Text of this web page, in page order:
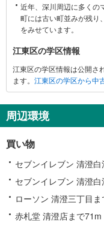
報近年、深川周辺に多くの
町には古い町並みが残り
をみせています。
江東区の学区情報
江東区の学区情報は公開さ
ます。 江東区の学区から中
周辺環境
買い物
セブンイレブン 清澄
セブンイレブン 清澄
ローソン 清澄三丁目
赤札堂 清澄店まで